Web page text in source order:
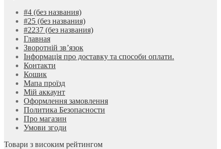
#4 (без названия)
#25 (без названия)
#2237 (без названия)
Главная
Зворотній зв’язок
Інформація про доставку та способи оплати.
Контакти
Кошик
Мапа проїзд
Мій аккаунт
Оформлення замовлення
Политика Безопасности
Про магазин
Умови згоди
Товари з високим рейтингом